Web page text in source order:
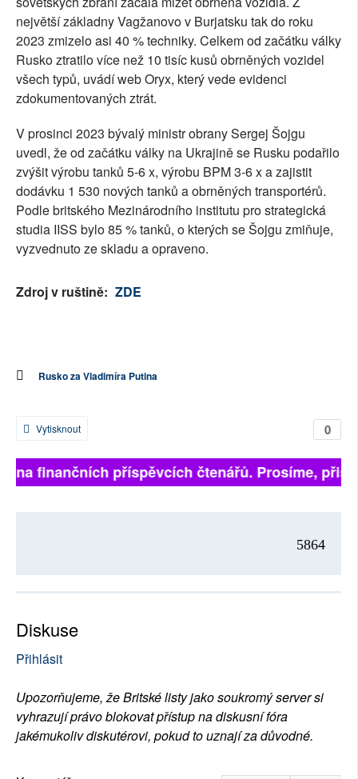
největší základny Vagžanovo v Burjatsku tak do roku
2023 zmizelo asi 40 % techniky. Celkem od začátku války
Rusko ztratilo více než 10 tisíc kusů obrněných vozidel
všech typů, uvádí web Oryx, který vede evidenci
zdokumentovaných ztrát.
V prosinci 2023 bývalý ministr obrany Sergej Šojgu
uvedl, že od začátku války na Ukrajině se Rusku podařilo
zvýšit výrobu tanků 5-6 x, výrobu BPM 3-6 x a zajistit
dodávku 1 530 nových tanků a obrněných transportérů.
Podle britského Mezinárodního institutu pro strategická
studia IISS bylo 85 % tanků, o kterých se Šojgu zmiňuje,
vyzvednuto ze skladu a opraveno.
Zdroj v ruštině: ZDE
Rusko za Vladimíra Putina
0
Vytisknout
finančních příspěvcích čtenářů. Prosíme,
5864
Diskuse
Přihlásit
Upozorňujeme, že Britské listy jako soukromý server si
vyhrazují právo blokovat přístup na diskusní fóra
jakémukoliv diskutérovi, pokud to uznají za důvodné.